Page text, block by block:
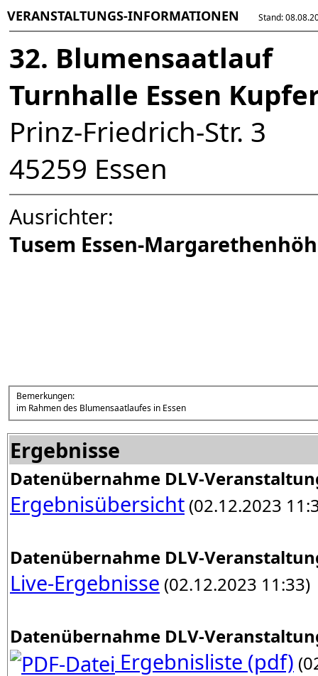
VERANSTALTUNGS-INFORMATIONEN Stand:
32. Blumensaatlauf
Turnhalle Essen
Prinz-Friedrich-Str. 3
45259 Essen
Ausrichter:
Tusem Essen-
Bemerkungen:
im Rahmen des Blumensaatlaufes in Essen
Ergebnisse
Datenübernahme DLV-
Ergebnisübersicht (02.12.2023
Datenübernahme DLV-
Live-Ergebnisse (02.12.2023 11:33)
Datenübernahme DLV-
Ergebnisliste (pdf)